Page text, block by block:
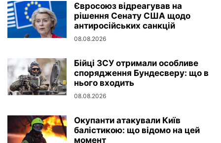
Євросоюз відреагував на
рішення Сенату США щодо
антиросійських санкцій
08.08.2026
Бійці ЗСУ отримали особливе
спорядження Бундесверу: що в
нього входить
08.08.2026
Окупанти атакували Київ
балістикою: що відомо на цей
момент